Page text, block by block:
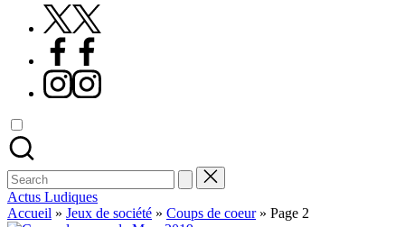
X
Facebook
Instagram
Search
for:
Actus Ludiques
Accueil » Jeux de société » Coups de coeur» Page 2